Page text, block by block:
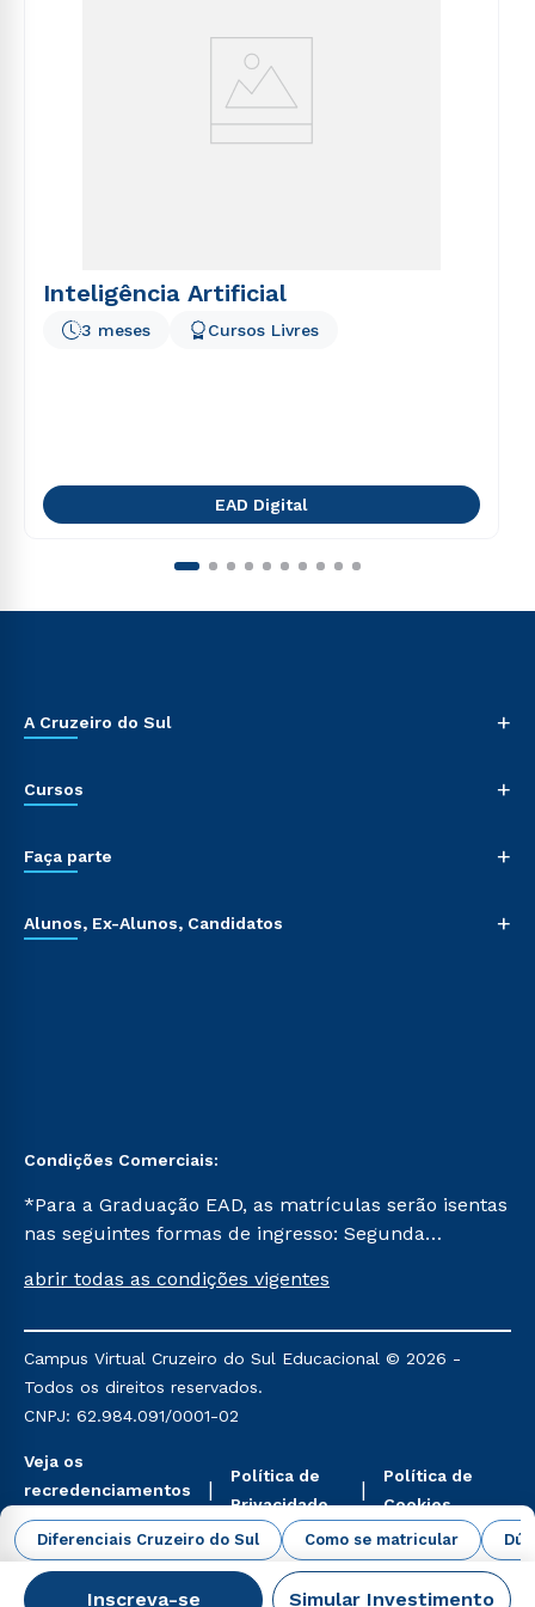
Diferenciais Cruzeiro do Sul Como se matricular
Inscreva-se Simular Investimento
Inteligência Artificial
3 meses Cursos Livres
EAD Digital
A Cruzeiro do Sul +
Cursos +
Faça parte +
Alunos, Ex-Alunos, Candidatos +
Condições Comerciais:
*Para a Graduação EAD, as matrículas serão isentas
nas seguintes formas de ingresso: Segunda
Já para as demais, a taxa de matrícula será de R$
mencionadas são referentes aos cursos: Ensino
Religioso, Geografia para a Docência e Metodologia
do Ensino de História: Questões Atuais.
abrir todas as condições vigentes
Campus Virtual Cruzeiro do Sul Educacional © 2026 -
Todos os direitos reservados.
CNPJ: 62.984.091/0001-02
Veja os
recredenciamentos
aqui
Política de
Privacidade
Política de
Cookies